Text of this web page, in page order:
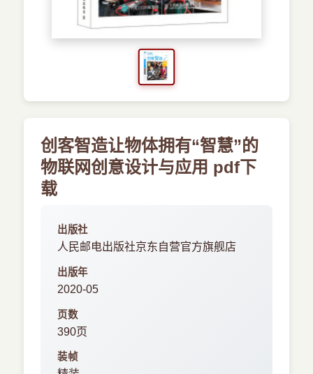
预订书籍
创客智造让物体拥有“智慧”的
物联网创意设计与应用 pdf下
载
出版社
人民邮电出版社京东自营官方旗舰店
出版年
2020-05
页数
390页
装帧